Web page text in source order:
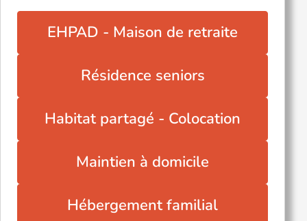
EHPAD - Maison de retraite
Résidence seniors
Habitat partagé - Colocation
Maintien à domicile
Hébergement familial